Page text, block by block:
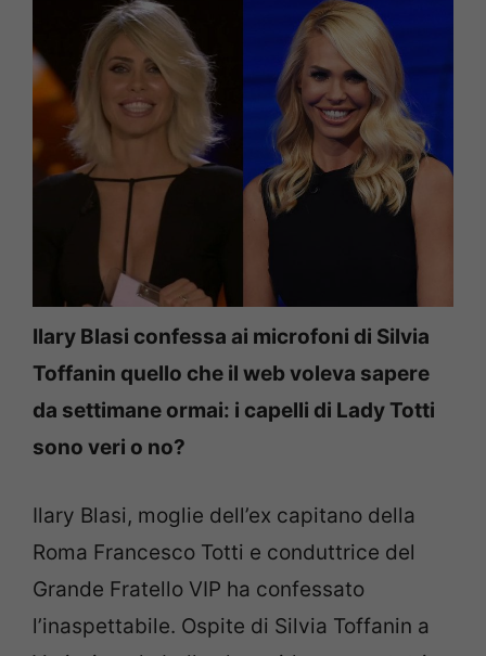
Ilary Blasi confessa ai microfoni di Silvia
Toffanin quello che il web voleva sapere
da settimane ormai: i capelli di Lady Totti
sono veri o no?
Ilary Blasi, moglie dell’ex capitano della
Roma Francesco Totti e conduttrice del
Grande Fratello VIP ha confessato
l’inaspettabile. Ospite di Silvia Toffanin a